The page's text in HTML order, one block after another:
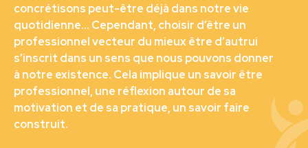
concrétisons peut-être déjà dans notre vie
quotidienne... Cependant, choisir d’être un
professionnel vecteur du mieux être d’autrui
s’inscrit dans un sens que nous pouvons donner
à notre existence. Cela implique un savoir être
professionnel, une réflexion autour de sa
motivation et de sa pratique, un savoir faire
construit.